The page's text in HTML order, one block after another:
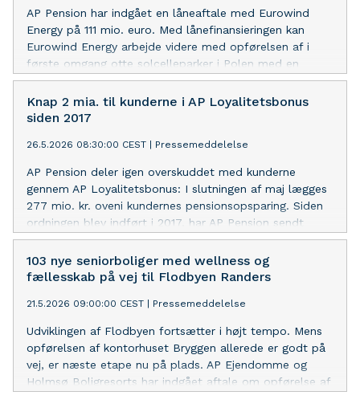
AP Pension har indgået en låneaftale med Eurowind
Energy på 111 mio. euro. Med lånefinansieringen kan
Eurowind Energy arbejde videre med opførelsen af i
første omgang otte solcelleparker i Polen med en
samlet kapacitet på over 191 MW. Solcelleprojekterne
forventes at kunne levere strøm svarende til elforbruget
i omkring 110.000 husstande.
Knap 2 mia. til kunderne i AP Loyalitetsbonus
siden 2017
26.5.2026 08:30:00 CEST | Pressemeddelelse
AP Pension deler igen overskuddet med kunderne
gennem AP Loyalitetsbonus: I slutningen af maj lægges
277 mio. kr. oveni kundernes pensionsopsparing. Siden
ordningen blev indført i 2017, har AP Pension sendt
1.958 mio. kr. tilbage til kunderne i AP Loyalitetsbonus.
103 nye seniorboliger med wellness og
fællesskab på vej til Flodbyen Randers
21.5.2026 09:00:00 CEST | Pressemeddelelse
Udviklingen af Flodbyen fortsætter i højt tempo. Mens
opførelsen af kontorhuset Bryggen allerede er godt på
vej, er næste etape nu på plads. AP Ejendomme og
Holmsø Boligresorts har indgået aftale om opførelse af